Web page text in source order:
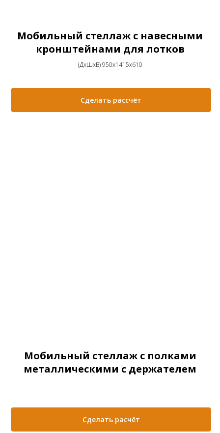
Мобильный стеллаж с навесными
кронштейнами для лотков
(ДхШхВ) 950х1415х610
Сделать рассчёт
Мобильный стеллаж с полками
металлическими с держателем
Сделать расчёт